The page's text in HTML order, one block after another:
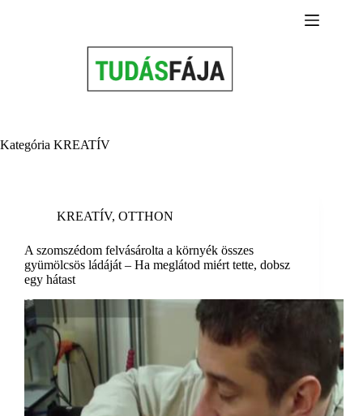
Kategória KREATÍV
KREATÍV, OTTHON
A szomszédom felvásárolta a környék összes
gyümölcsös ládáját – Ha meglátod miért tette, dobsz
egy hátast